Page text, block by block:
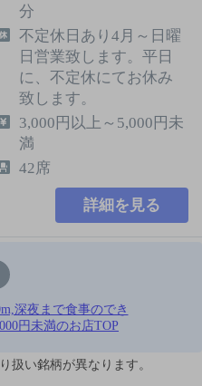
分
不定休日あり4月～日曜
日営業致します。平日
に、不定休にてお休み
致します。
3,000円以上～5,000円未
満
42席
詳細を見る
深夜まで食事のでき
円未満のお店TOP
扱い銘柄が異なります。